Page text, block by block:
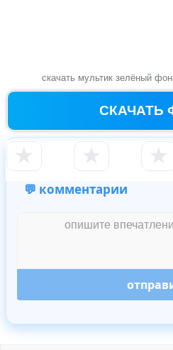
скачать мультик зелёный
СКАЧАТЬ
★ ★ ★
💬 комментарии